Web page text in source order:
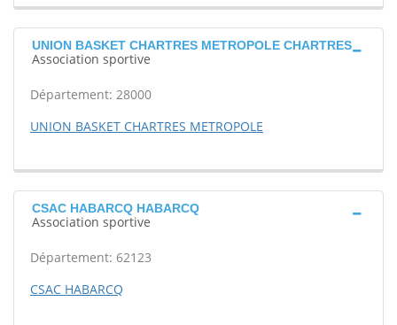
UNION BASKET CHARTRES METROPOLE CHARTRES
Association sportive
Département: 28000
UNION BASKET CHARTRES METROPOLE
CSAC HABARCQ HABARCQ
Association sportive
Département: 62123
CSAC HABARCQ